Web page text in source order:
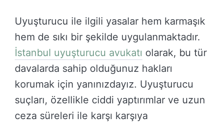
Uyuşturucu ile ilgili yasalar hem karmaşık
hem de sıkı bir şekilde uygulanmaktadır.
İstanbul uyuşturucu avukatı olarak, bu tür
davalarda sahip olduğunuz hakları
korumak için yanınızdayız. Uyuşturucu
suçları, özellikle ciddi yaptırımlar ve uzun
ceza süreleri ile karşı karşıya